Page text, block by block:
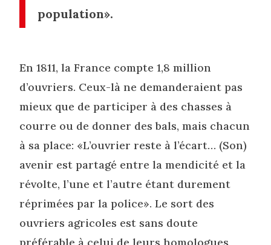
population».
En 1811, la France compte 1,8 million
d’ouvriers. Ceux-là ne demanderaient pas
mieux que de participer à des chasses à
courre ou de donner des bals, mais chacun
à sa place: «L’ouvrier reste à l’écart… (Son)
avenir est partagé entre la mendicité et la
révolte, l’une et l’autre étant durement
réprimées par la police». Le sort des
ouvriers agricoles est sans doute
préférable à celui de leurs homologues